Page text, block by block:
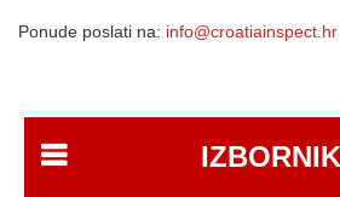
Ponude poslati na: info@croatiainspect.hr
IZBORNIK